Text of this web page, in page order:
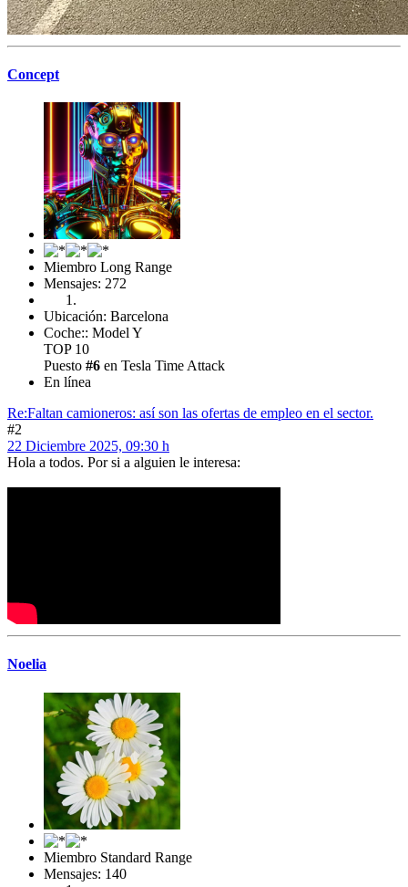
Concept
Miembro Long Range
Mensajes: 272
Ubicación: Barcelona
Coche:: Model Y
TOP 10
Puesto #6 en Tesla Time Attack
En línea
Re:Faltan camioneros: así son las ofertas de empleo en el sector.
#2
22 Diciembre 2025, 09:30 h
Hola a todos. Por si a alguien le interesa:
Noelia
Miembro Standard Range
Mensajes: 140